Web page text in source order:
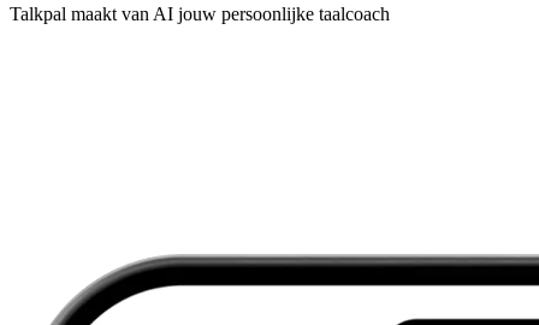
Talkpal maakt van AI jouw persoonlijke taalcoach